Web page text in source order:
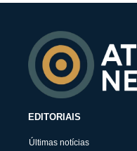
EDITORIAIS
Últimas notícias